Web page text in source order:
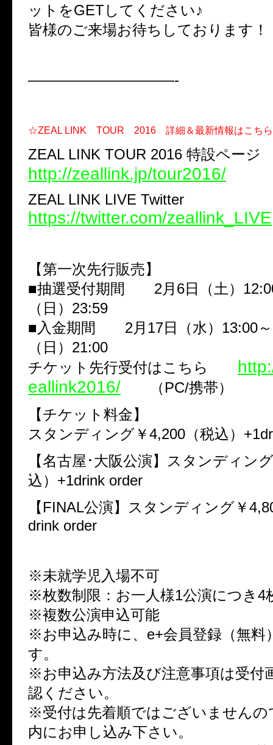
ットをGETしてください♪
皆様のご来場お待ちしております！
——————————-
☆ZEAL LINK TOUR 2016 詳細＆最新情報はこち
ZEAL LINK TOUR 2016 特設ページ
http://zeallink.jp/tour2016/
ZEAL LINK LIVE Twitter
https://twitter.com/zeallink_LIVE
【第一次先行販売】
■抽選受付期間 2月6日（土）
（日）23:59
■入金期間 2月17日（水）13:00～
（日）21:00
チケット先行受付はこちら
eallink2016/ （PC/携帯）
【チケット料金】
スタンディング￥4,200（税込）
【名古屋･大阪公演】スタンディン
込）+1drink order
【FINAL公演】スタンディング￥
drink order
※未就学児入場不可
※枚数制限：お一人様1公演につき4
※複数公演申込可能
※お申込み時に、e+会員登録（無料
す。
※お申込み方法及び注意事項は受付
認ください。
※受付は先着順ではございませんの
内にお申し込み下さい。